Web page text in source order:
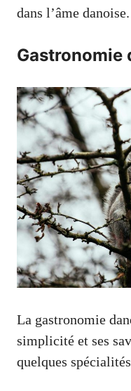
dans l’âme danoise.
Gastronomie
La gastronomie
simplicité et ses
quelques